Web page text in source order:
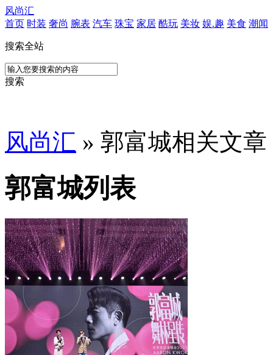
风尚汇
首页 时装 奢尚 腕表 汽车 珠宝 家居 酷玩 美妆 娱.趣 美食 潮闻
搜索全站
搜索
风尚汇 » 郭富城相关文章
郭富城列表